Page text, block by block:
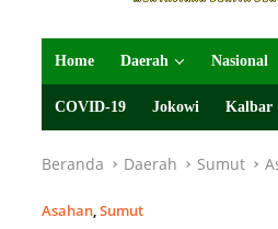
Home Daerah Nasional
COVID-19 Jokowi Kalbar
Beranda Daerah Sumut
Asahan,Sumut